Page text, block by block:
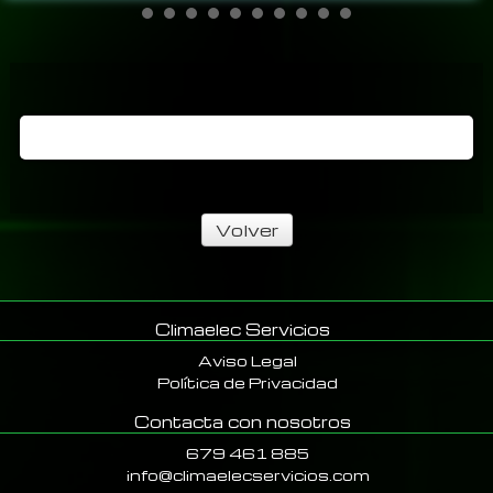
Volver
Climaelec Servicios
Aviso Legal
Política de Privacidad
Contacta con nosotros
679 461 885
info@climaelecservicios.com